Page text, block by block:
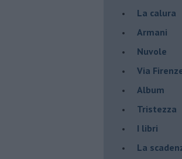
La calura
Armani
Nuvole
Via
Album
Tristezza
I libri
La